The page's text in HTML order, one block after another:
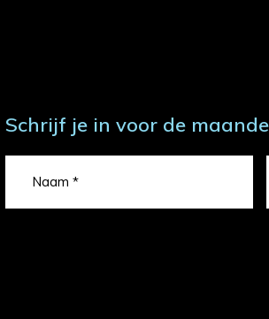
Schrijf je in voor de